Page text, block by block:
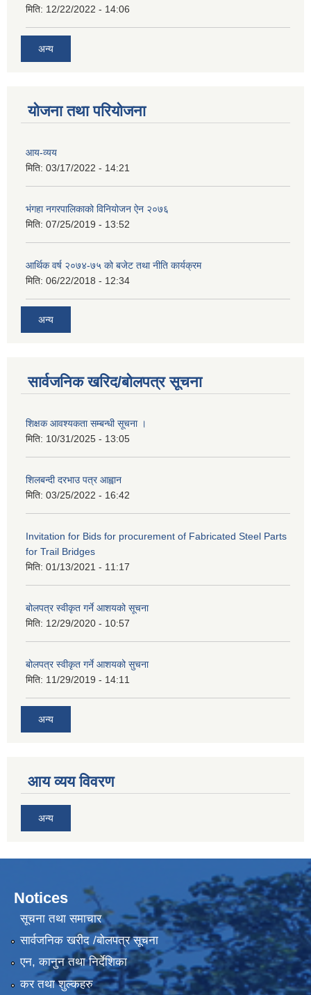
मिति: 12/22/2022 - 14:06
अन्य
योजना तथा परियोजना
आय-व्यय
मिति: 03/17/2022 - 14:21
भंगहा नगरपालिकाको विनियोजन ऐन २०७६
मिति: 07/25/2019 - 13:52
आर्थिक वर्ष २०७४-७५ को बजेट तथा नीति कार्यक्रम
मिति: 06/22/2018 - 12:34
अन्य
सार्वजनिक खरिद/बोलपत्र सूचना
शिक्षक आवश्यकता सम्बन्धी सूचना ।
मिति: 10/31/2025 - 13:05
शिलबन्दी दरभाउ पत्र आह्वान
मिति: 03/25/2022 - 16:42
Invitation for Bids for procurement of Fabricated Steel Parts
for Trail Bridges
मिति: 01/13/2021 - 11:17
बोलपत्र स्वीकृत गर्ने आशयको सूचना
मिति: 12/29/2020 - 10:57
बोलपत्र स्वीकृत गर्ने आशयको सुचना
मिति: 11/29/2019 - 14:11
अन्य
आय व्यय विवरण
अन्य
Notices
सूचना तथा समाचार
सार्वजनिक खरीद /बोलपत्र सूचना
एन, कानुन तथा निर्देशिका
कर तथा शुल्कहरु